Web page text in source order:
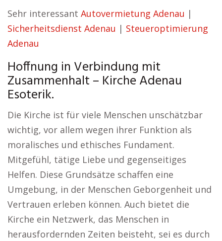
Sehr interessant Autovermietung Adenau |
Sicherheitsdienst Adenau | Steueroptimierung
Adenau
Hoffnung in Verbindung mit
Zusammenhalt – Kirche Adenau
Esoterik.
Die Kirche ist für viele Menschen unschätzbar
wichtig, vor allem wegen ihrer Funktion als
moralisches und ethisches Fundament.
Mitgefühl, tätige Liebe und gegenseitiges
Helfen. Diese Grundsätze schaffen eine
Umgebung, in der Menschen Geborgenheit und
Vertrauen erleben können. Auch bietet die
Kirche ein Netzwerk, das Menschen in
herausfordernden Zeiten beisteht, sei es durch